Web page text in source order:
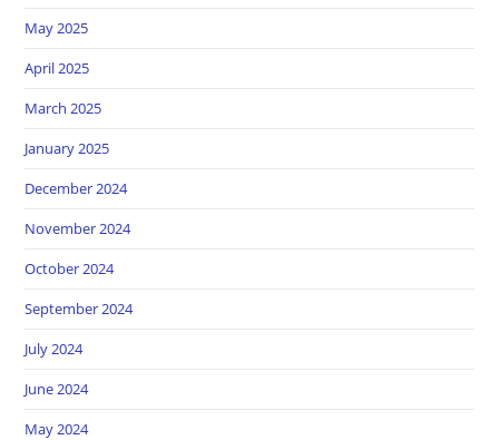
May 2025
April 2025
March 2025
January 2025
December 2024
November 2024
October 2024
September 2024
July 2024
June 2024
May 2024